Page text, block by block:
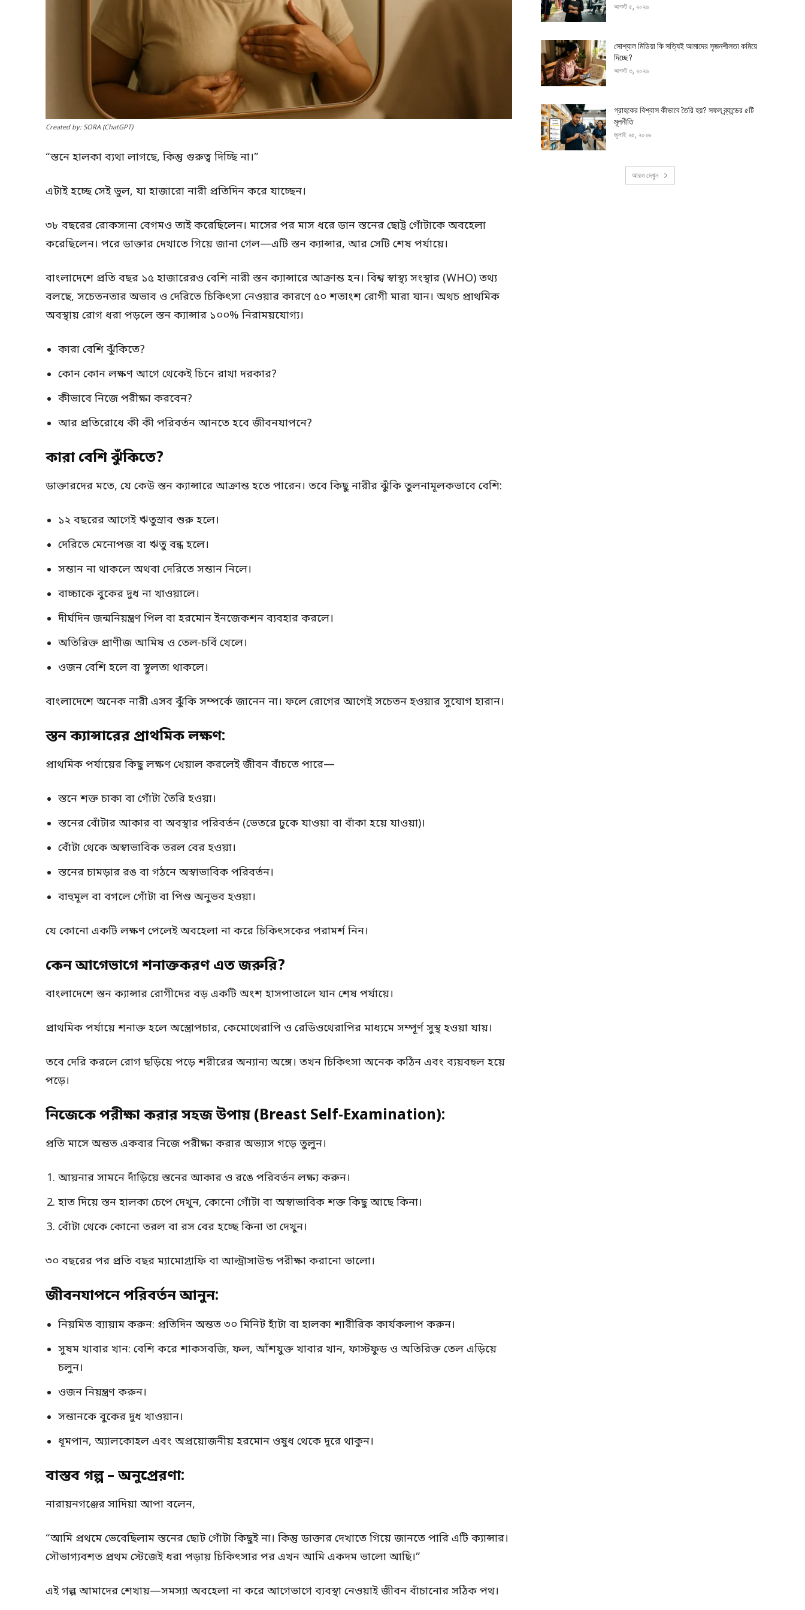
Created by: SORA (ChatGPT)
“স্তনে হালকা ব্যথা লাগছে, কিন্তু গুরুত্ব দিচ্ছি না।”
এটাই হচ্ছে সেই ভুল, যা হাজারো নারী প্রতিদিন করে যাচ্ছেন।
৩৮ বছরের রোকসানা বেগমও তাই করেছিলেন। মাসের পর মাস ধরে ডান স্তনের ছোট্ট গোঁটাকে অবহেলা
করেছিলেন। পরে ডাক্তার দেখাতে গিয়ে জানা গেল—এটি স্তন ক্যান্সার, আর সেটি শেষ পর্যায়ে।
বাংলাদেশে প্রতি বছর ১৫ হাজারেরও বেশি নারী স্তন ক্যান্সারে আক্রান্ত হন। বিশ্ব স্বাস্থ্য সংস্থার (WHO) তথ্য
বলছে, সচেতনতার অভাব ও দেরিতে চিকিৎসা নেওয়ার কারণে ৫০ শতাংশ রোগী মারা যান। অথচ প্রাথমিক
অবস্থায় রোগ ধরা পড়লে স্তন ক্যান্সার ১০০% নিরাময়যোগ্য।
কারা বেশি ঝুঁকিতে?
কোন কোন লক্ষণ আগে থেকেই চিনে রাখা দরকার?
কীভাবে নিজে পরীক্ষা করবেন?
আর প্রতিরোধে কী কী পরিবর্তন আনতে হবে জীবনযাপনে?
কারা বেশি ঝুঁকিতে?
ডাক্তারদের মতে, যে কেউ স্তন ক্যান্সারে আক্রান্ত হতে পারেন। তবে কিছু নারীর ঝুঁকি তুলনামূলকভাবে বেশি:
১২ বছরের আগেই ঋতুস্রাব শুরু হলে।
দেরিতে মেনোপজ বা ঋতু বন্ধ হলে।
সন্তান না থাকলে অথবা দেরিতে সন্তান নিলে।
বাচ্চাকে বুকের দুধ না খাওয়ালে।
দীর্ঘদিন জন্মনিয়ন্ত্রণ পিল বা হরমোন ইনজেকশন ব্যবহার করলে।
অতিরিক্ত প্রাণীজ আমিষ ও তেল-চর্বি খেলে।
ওজন বেশি হলে বা স্থূলতা থাকলে।
বাংলাদেশে অনেক নারী এসব ঝুঁকি সম্পর্কে জানেন না। ফলে রোগের আগেই সচেতন হওয়ার সুযোগ হারান।
স্তন ক্যান্সারের প্রাথমিক লক্ষণ:
প্রাথমিক পর্যায়ের কিছু লক্ষণ খেয়াল করলেই জীবন বাঁচতে পারে—
স্তনে শক্ত চাকা বা গোঁটা তৈরি হওয়া।
স্তনের বোঁটার আকার বা অবস্থার পরিবর্তন (ভেতরে ঢুকে যাওয়া বা বাঁকা হয়ে যাওয়া)।
বোঁটা থেকে অস্বাভাবিক তরল বের হওয়া।
স্তনের চামড়ার রঙ বা গঠনে অস্বাভাবিক পরিবর্তন।
বাহুমূল বা বগলে গোঁটা বা পিণ্ড অনুভব হওয়া।
যে কোনো একটি লক্ষণ পেলেই অবহেলা না করে চিকিৎসকের পরামর্শ নিন।
কেন আগেভাগে শনাক্তকরণ এত জরুরি?
বাংলাদেশে স্তন ক্যান্সার রোগীদের বড় একটি অংশ হাসপাতালে যান শেষ পর্যায়ে।
প্রাথমিক পর্যায়ে শনাক্ত হলে অস্ত্রোপচার, কেমোথেরাপি ও রেডিওথেরাপির মাধ্যমে সম্পূর্ণ সুস্থ হওয়া যায়।
তবে দেরি করলে রোগ ছড়িয়ে পড়ে শরীরের অন্যান্য অঙ্গে। তখন চিকিৎসা অনেক কঠিন এবং ব্যয়বহুল হয়ে
পড়ে।
নিজেকে পরীক্ষা করার সহজ উপায় (Breast Self-Examination):
প্রতি মাসে অন্তত একবার নিজে পরীক্ষা করার অভ্যাস গড়ে তুলুন।
আয়নার সামনে দাঁড়িয়ে স্তনের আকার ও রঙে পরিবর্তন লক্ষ্য করুন।
হাত দিয়ে স্তন হালকা চেপে দেখুন, কোনো গোঁটা বা অস্বাভাবিক শক্ত কিছু আছে কিনা।
বোঁটা থেকে কোনো তরল বা রস বের হচ্ছে কিনা তা দেখুন।
৩০ বছরের পর প্রতি বছর ম্যামোগ্রাফি বা আল্ট্রাসাউন্ড পরীক্ষা করানো ভালো।
জীবনযাপনে পরিবর্তন আনুন:
নিয়মিত ব্যায়াম করুন: প্রতিদিন অন্তত ৩০ মিনিট হাঁটা বা হালকা শারীরিক কার্যকলাপ করুন।
সুষম খাবার খান: বেশি করে শাকসবজি, ফল, আঁশযুক্ত খাবার খান, ফাস্টফুড ও অতিরিক্ত তেল এড়িয়ে
চলুন।
ওজন নিয়ন্ত্রণ করুন।
সন্তানকে বুকের দুধ খাওয়ান।
ধূমপান, অ্যালকোহল এবং অপ্রয়োজনীয় হরমোন ওষুধ থেকে দূরে থাকুন।
বাস্তব গল্প – অনুপ্রেরণা:
নারায়নগঞ্জের সাদিয়া আপা বলেন,
“আমি প্রথমে ভেবেছিলাম স্তনের ছোট গোঁটা কিছুই না। কিন্তু ডাক্তার দেখাতে গিয়ে জানতে পারি এটি ক্যান্সার।
সৌভাগ্যবশত প্রথম স্টেজেই ধরা পড়ায় চিকিৎসার পর এখন আমি একদম ভালো আছি।”
এই গল্প আমাদের শেখায়—সমস্যা অবহেলা না করে আগেভাগে ব্যবস্থা নেওয়াই জীবন বাঁচানোর সঠিক পথ।
আগস্ট ৫, ২০২৬
সোশ্যাল মিডিয়া কি সত্যিই আমাদের সৃজনশীলতা কমিয়ে
দিচ্ছে?
আগস্ট ৩, ২০২৬
গ্রাহকের বিশ্বাস কীভাবে তৈরি হয়? সফল ব্র্যান্ডের ৫টি
মূলনীতি
জুলাই ২৫, ২০২৬
আরও দেখুন